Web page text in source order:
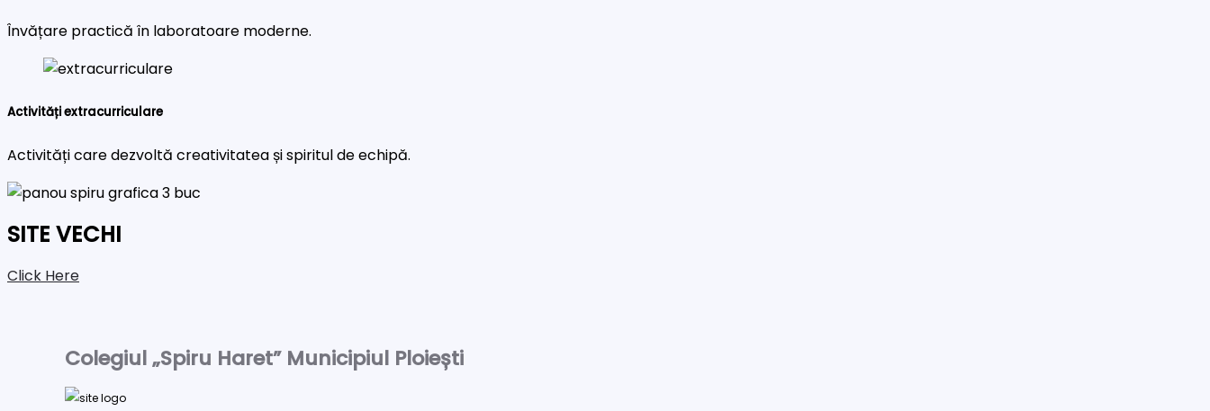
Învățare practică în laboratoare moderne.
Activități extracurriculare
Activități care dezvoltă creativitatea și spiritul de echipă.
SITE VECHI
Click Here
Colegiul „Spiru Haret” Municipiul Ploiești